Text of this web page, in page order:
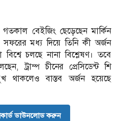
বেইজিং ছেড়েছেন মার্কিন
সফরের মধ্য দিয়ে তিনি কী অর্জন
চলছে নানা বিশ্লেষণ। তবে
ট্রাম্প চীনের প্রেসিডেন্ট শি
থাকলেও বাস্তব অর্জন হয়েছে
ডাউনলোড করুন